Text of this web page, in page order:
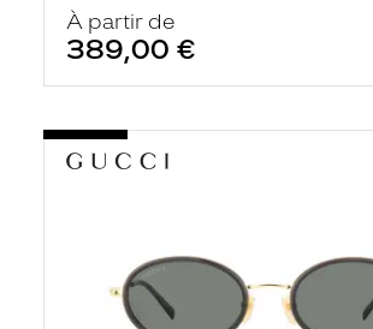
À partir de
389,00 €